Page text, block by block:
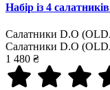
Набір із 4
Салатники D.O
Салатники D.O
1 480 ₴